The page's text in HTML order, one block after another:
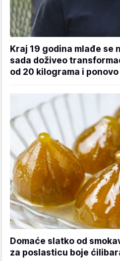
Kraj 19 godina mlađe se
sada doživeo
od 20 kilograma i
Domaće slatko od
za poslasticu boje